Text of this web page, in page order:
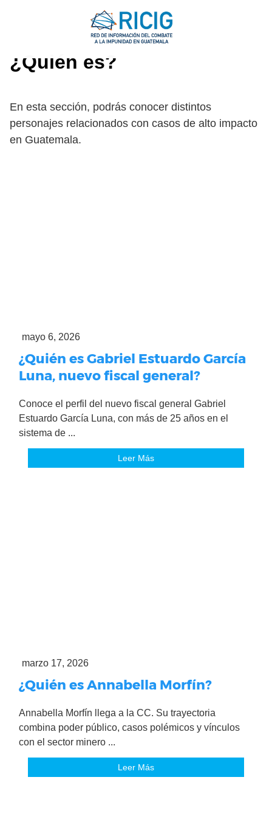
¿Quién es?
En esta sección, podrás conocer distintos
personajes relacionados con casos de alto impacto
en Guatemala.
mayo 6, 2026
¿Quién es Gabriel Estuardo García
Luna, nuevo fiscal general?
Conoce el perfil del nuevo fiscal general Gabriel
Estuardo García Luna, con más de 25 años en el
sistema de ...
Leer Más
marzo 17, 2026
¿Quién es Annabella Morfín?
Annabella Morfín llega a la CC. Su trayectoria
combina poder público, casos polémicos y vínculos
con el sector minero ...
Leer Más